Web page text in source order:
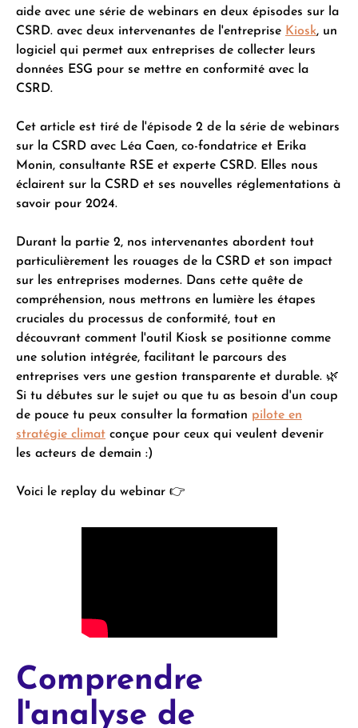
aide avec une série de webinars en deux épisodes sur la
CSRD. avec deux intervenantes de l'entreprise Kiosk, un
logiciel qui permet aux entreprises de collecter leurs
données ESG pour se mettre en conformité avec la
CSRD.
Cet article est tiré de l'épisode 2 de la série de webinars
sur la CSRD avec Léa Caen, co-fondatrice et Erika
Monin, consultante RSE et experte CSRD. Elles nous
éclairent sur la CSRD et ses nouvelles réglementations à
savoir pour 2024.
Durant la partie 2, nos intervenantes abordent tout
particulièrement les rouages de la CSRD et son impact
sur les entreprises modernes. Dans cette quête de
compréhension, nous mettrons en lumière les étapes
cruciales du processus de conformité, tout en
découvrant comment l'outil Kiosk se positionne comme
une solution intégrée, facilitant le parcours des
entreprises vers une gestion transparente et durable. 🌿
Si tu débutes sur le sujet ou que tu as besoin d'un coup
de pouce tu peux consulter la formation pilote en
stratégie climat conçue pour ceux qui veulent devenir
les acteurs de demain :)
Voici le replay du webinar 👉
Comprendre
l'analyse de